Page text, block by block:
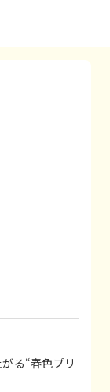
る“春色プリ